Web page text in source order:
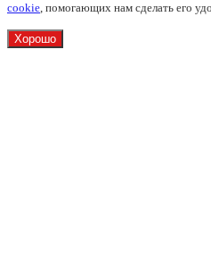
cookie, помогающих нам сделать его
Хорошо